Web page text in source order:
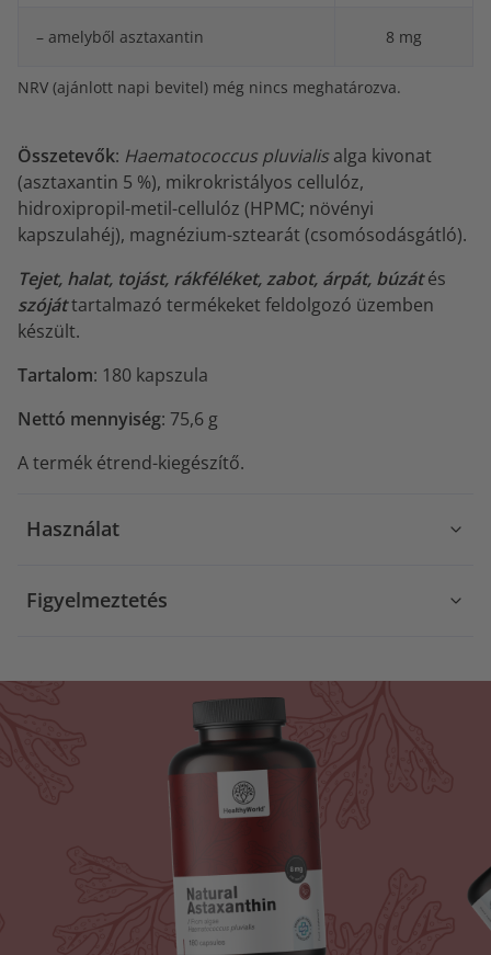
– amelyből asztaxantin 8 mg
NRV (ajánlott napi bevitel) még nincs meghatározva.
Összetevők: Haematococcus pluvialisalga kivonat
(asztaxantin 5 %), mikrokristályos cellulóz,
hidroxipropil-metil-cellulóz (HPMC; növényi
kapszulahéj), magnézium-sztearát (csomósodásgátló).
Tejet, halat, tojást, rákféléket, zabot, árpát, búzátés
szójáttartalmazó termékeket feldolgozó üzemben
készült.
Tartalom: 180 kapszula
Nettó mennyiség: 75,6 g
A termék étrend-kiegészítő.
Használat
Figyelmeztetés